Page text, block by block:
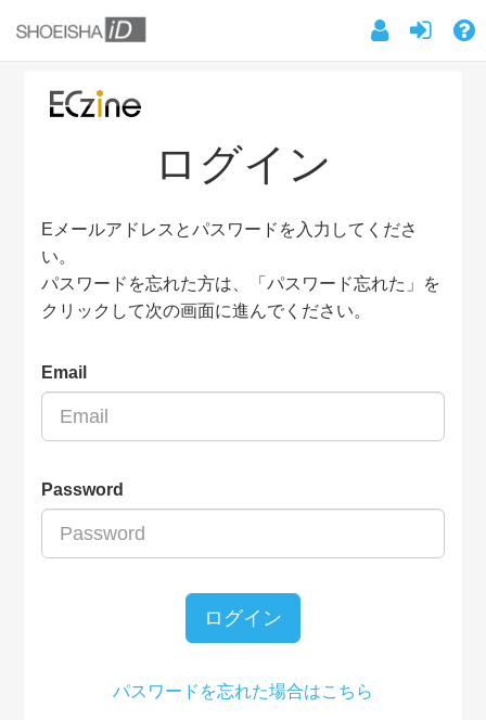
ログイン
Eメールアドレスとパスワードを入力してくださ
い。
パスワードを忘れた方は、「パスワード忘れた」を
クリックして次の画面に進んでください。
Email
Password
ログイン
パスワードを忘れた場合はこちら